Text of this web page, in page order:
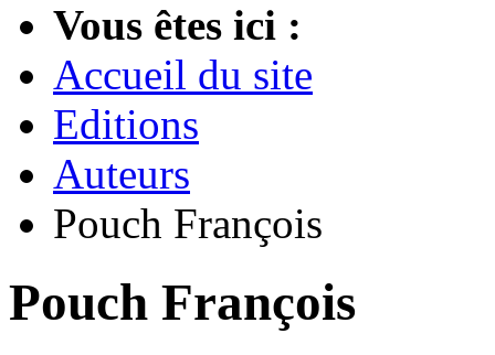
Vous êtes ici :
Accueil du site
Editions
Auteurs
Pouch François
Pouch François